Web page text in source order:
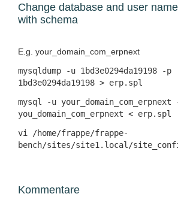
Change database and user
with schema
E.g. your_domain_com_erpnext
mysqldump -u 1bd3e0294da19198 -p
1bd3e0294da19198 > erp.spl
mysql -u your_domain_com_erpnext
you_domain_com_erpnext < erp.spl
vi /home/frappe/frappe-
bench/sites/site1.local/
Kommentare